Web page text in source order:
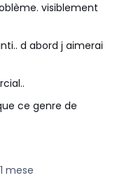
visiblement
d abord j aimerai
ce genre de
mese